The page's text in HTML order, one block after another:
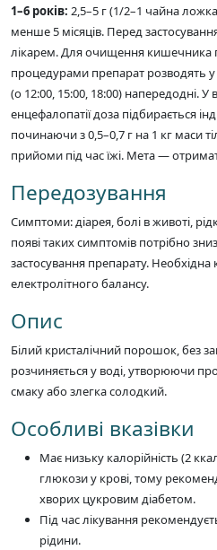
1–6 років: 2,5–5 г (1/2–1 чайна
менше 5 місяців. Перед
лікарем. Для очищення
процедурами препарат розводять у
(о 12:00, 15:00, 18:00) напередодні. У
енцефалопатії доза підбирається
починаючи з 0,5–0,7 г на 1 кг маси
прийоми під час їжі. Мета —
Передозування
Симптоми: діарея, болі в животі,
появі таких симптомів потрібно
застосування препарату. Необхідна
електролітного балансу.
Опис
Білий кристалічний порошок, без
розчиняється у воді, утворюючи
смаку або злегка солодкий.
Особливі вказівки
Має низьку калорійність (2
глюкози у крові, тому
хворих цукровим діабетом.
Під час лікування
рідини.